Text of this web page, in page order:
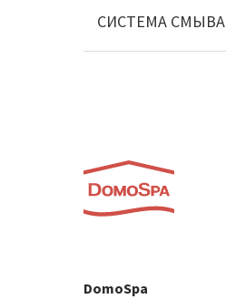
СИСТЕМА СМЫВА
DomoSpa